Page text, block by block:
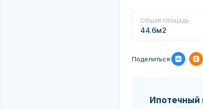
Общая площадь
44.6м2
Поделиться:
Ипотечный